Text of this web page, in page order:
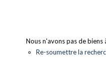
Nous n'avons pas de
Re-soumettre la